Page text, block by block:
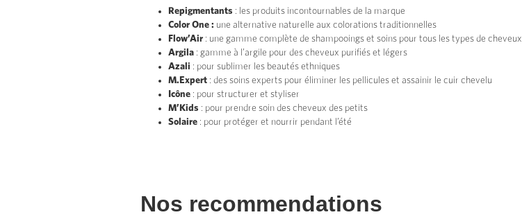
Repigmentants : les produits incontournables de la marque
Color One : une alternative naturelle aux colorations traditionnelles
Flow’Air : une gamme complète de shampooings et soins pour tous les types de cheveux
Argila : gamme à l’argile pour des cheveux purifiés et légers
Azali : pour sublimer les beautés ethniques
M.Expert : des soins experts pour éliminer les pellicules et assainir le cuir chevelu
Icône : pour structurer et styliser
M’Kids : pour prendre soin des cheveux des petits
Solaire : pour protéger et nourrir pendant l’été
Nos recommendations